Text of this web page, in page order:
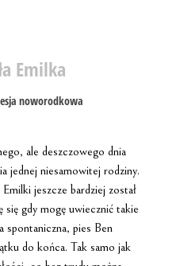
Emilka
noworodkowa
ale deszczowego dnia
jednej niesamowitej rodziny.
jeszcze bardziej został
się gdy mogę uwiecznić takie
spontaniczna, pies Ben
do końca. Tak samo jak